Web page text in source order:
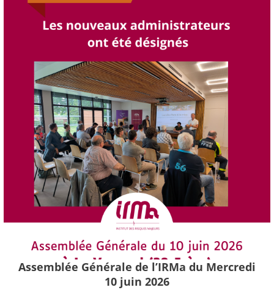
Assemblée Générale de l’IRMa du Mercredi
10 juin 2026